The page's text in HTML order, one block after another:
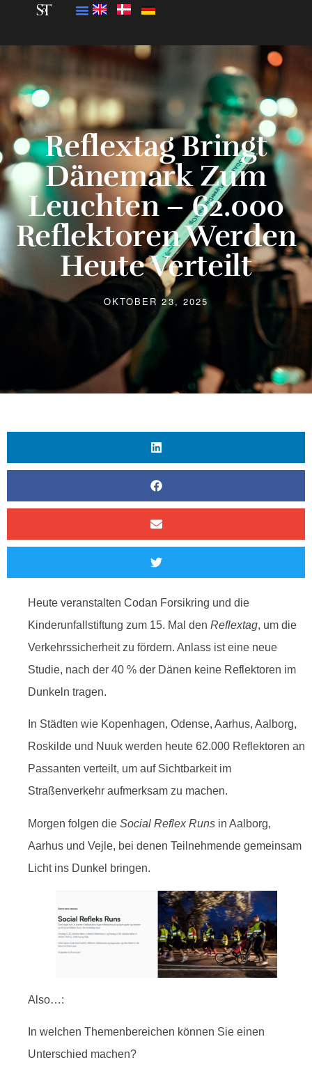
Reflextag Bringt
Dänemark Zum
Leuchten – 62.000
Reflektoren Werden
Heute Verteilt
OKTOBER 23, 2025
Heute veranstalten Codan Forsikring und die
Kinderunfallstiftung zum 15. Mal den Reflextag, um die
Verkehrssicherheit zu fördern. Anlass ist eine neue
Studie, nach der 40 % der Dänen keine Reflektoren im
Dunkeln tragen.
In Städten wie Kopenhagen, Odense, Aarhus, Aalborg,
Roskilde und Nuuk werden heute 62.000 Reflektoren an
Passanten verteilt, um auf Sichtbarkeit im
Straßenverkehr aufmerksam zu machen.
Morgen folgen die Social Reflex Runs in Aalborg,
Aarhus und Vejle, bei denen Teilnehmende gemeinsam
Licht ins Dunkel bringen.
Also…:
In welchen Themenbereichen können Sie einen
Unterschied machen?